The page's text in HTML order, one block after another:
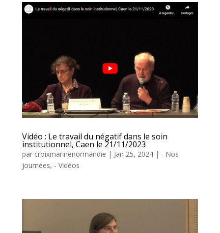
Vidéo : Le travail du négatif dans le soin
institutionnel, Caen le 21/11/2023
par croixmarinenormandie | Jan 25, 2024| - Nos
journées, - Vidéos